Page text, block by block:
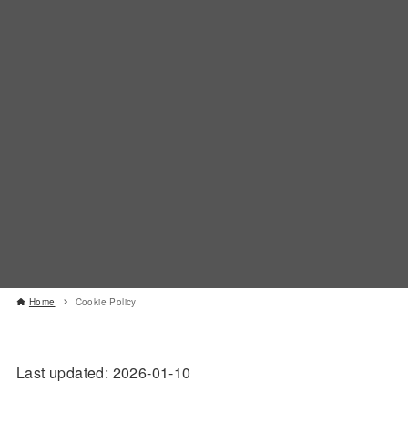
Home Cookie Policy
Last updated: 2026-01-10